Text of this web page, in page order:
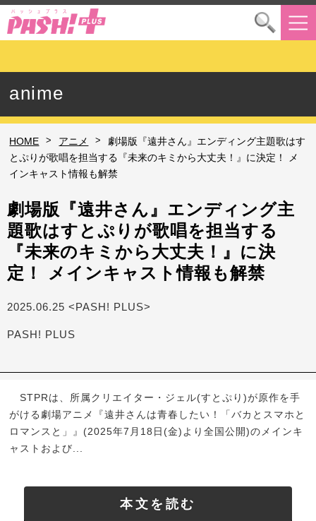
anime
HOME > アニメ >
劇場版『遠井さん』エンディング主題歌はす
とぷりが歌唱を担当する『未来のキミから大丈夫！』に決定！ メ
インキャスト情報も解禁
劇場版『遠井さん』エンディング主
題歌はすとぷりが歌唱を担当する
『未来のキミから大丈夫！』に決
定！ メインキャスト情報も解禁
2025.06.25 <PASH! PLUS>
PASH! PLUS
STPRは、所属クリエイター・ジェル(すとぷり)が原作を手
がける劇場アニメ『遠井さんは青春したい！「バカとスマホと
ロマンスと」』(2025年7月18日(金)より全国公開)のメインキ
ャストおよび...
本文を読む